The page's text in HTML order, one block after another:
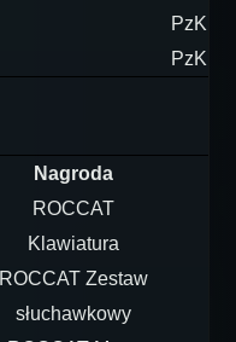
Nagroda
ROCCAT
Klawiatura
ROCCAT Zestaw
słuchawkowy